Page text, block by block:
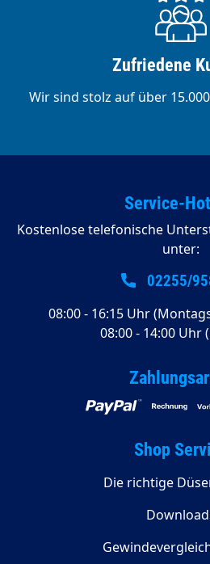
Zufriedene
Wir sind stolz auf über
Service-
Kostenlose telefonische
unter:
02255/
08:00 - 16:15 Uhr
08:00 - 14:00 Uhr
Shop
Die richtige